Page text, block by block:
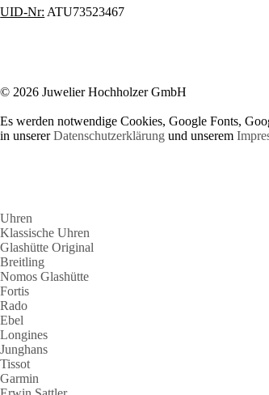
UID-Nr: ATU73523467
© 2026 Juwelier Hochholzer GmbH
Es werden notwendige Cookies, Google Fonts,
in unsererDatenschutzerklärung und unserem
Uhren
Klassische Uhren
Glashütte Original
Breitling
Nomos Glashütte
Fortis
Rado
Ebel
Longines
Junghans
Tissot
Garmin